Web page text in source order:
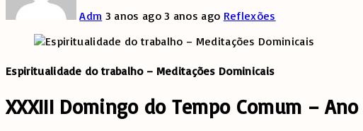
Adm 3 anos ago3 anos ago Reflexões
Espiritualidade do trabalho – Meditações Dominicais
XXXIII Domingo do Tempo Comum – Ano